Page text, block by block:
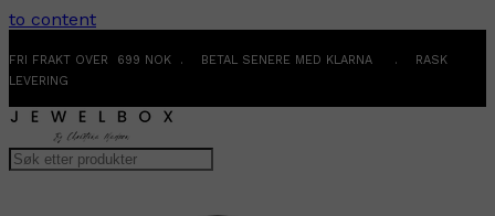
to content
FRI FRAKT OVER 699 NOK . BETAL SENERE MED KLARNA . RASK
LEVERING